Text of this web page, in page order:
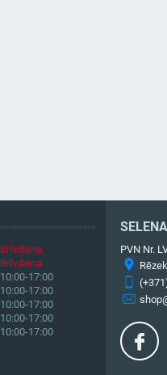
Brīvdiena
Brīvdiena
10:00-17:00
10:00-17:00
10:00-17:00
10:00-17:00
10:00-17:00
PVN Nr.